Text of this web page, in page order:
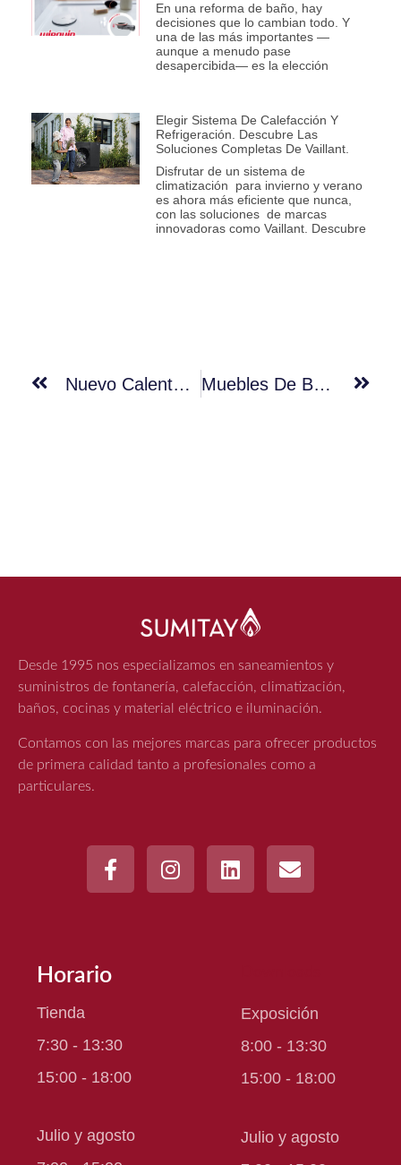
En una reforma de baño, hay
decisiones que lo cambian todo. Y
una de las más importantes —
aunque a menudo pase
desapercibida— es la elección
Elegir Sistema De Calefacción Y
Refrigeración. Descubre Las
Soluciones Completas De Vaillant.
Disfrutar de un sistema de
climatización para invierno y verano
es ahora más eficiente que nunca,
con las soluciones de marcas
innovadoras como Vaillant. Descubre
Nuevo Calentador Estanco De Bosch Con Eficiencia A+ Muebles De Baño Roca Para Todos Los Estilos ¿Cuál Va Contigo?
Desde 1995 nos especializamos en saneamientos y
suministros de fontanería, calefacción, climatización,
baños, cocinas y material eléctrico e iluminación.
Contamos con las mejores marcas para ofrecer productos
de primera calidad tanto a profesionales como a
particulares.
Horario
Tienda
7:30 - 13:30
15:00 - 18:00
Julio y agosto
Exposición
8:00 - 13:30
15:00 - 18:00
Julio y agosto